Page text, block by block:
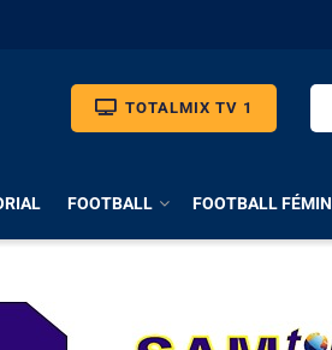
TOTALMIX TV 1
FOOTBALL FOOTBALL